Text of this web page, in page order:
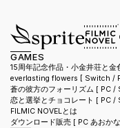
GAMES
15周年記念作品・小金井荘と
everlasting flowers [ Switch /
蒼の彼方のフォーリズム [ PC /
恋と選挙とチョコレート [ PC /
FILMIC NOVELとは
ダウンロード販売 [ PC あおか